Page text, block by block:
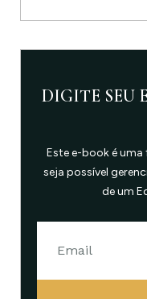
DIGITE SEU
Este e-book é
seja possível
de um